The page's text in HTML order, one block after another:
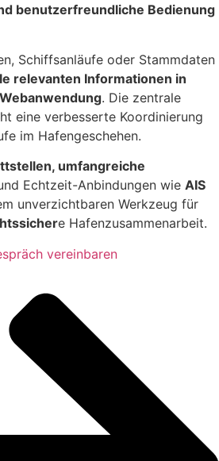
benutzerfreundliche Bedienung
Schiffsanläufe oder Stammdaten
relevanten Informationen in
. Die zentrale
eine verbesserte Koordinierung
im Hafengeschehen.
umfangreiche
Echtzeit-Anbindungen wie AIS
unverzichtbaren Werkzeug für
e Hafenzusammenarbeit.
vereinbaren